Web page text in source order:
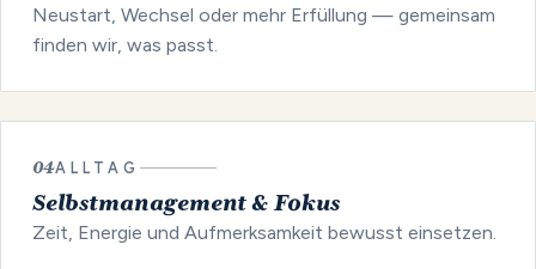
Neustart, Wechsel oder mehr Erfüllung — gemeinsam
finden wir, was passt.
04ALLTAG
Selbstmanagement & Fokus
Zeit, Energie und Aufmerksamkeit bewusst einsetzen.